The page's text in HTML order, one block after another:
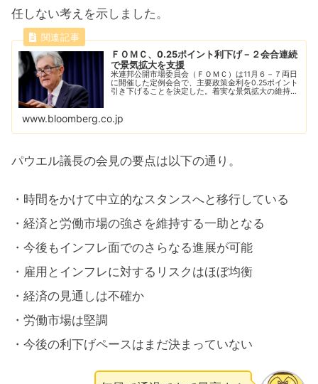
任しない考えを示しました。
ＦＯＭＣ、0.25ポイント利下げ－２会合連続
で景気拡大を支援
米連邦公開市場委員会（ＦＯＭＣ）は11月６－７両日
に開催した定例会合で、主要政策金利を0.25ポイント
引き下げることを決定した。着実な景気拡大の維持を
www.bloomberg.co.jp
パウエル議長の会見の要点は以下の通り。
・時間をかけて中立的なスタンスへと移行している
・経済と労働市場の強さを維持する一助となる
・今後もインフレ面でのさらなる進展が可能
・雇用とインフレに対するリスクはほぼ均衡
・経済の見通しは不確か
・労働市場は堅調
・今後の利下げペースはまだ決まっていない